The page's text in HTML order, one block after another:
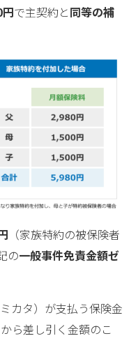
で主契約と同等の補
（家族特約の被保険者
の一般事件免責金額ゼ
カタ）が支払う保険金
ら差し引く金額のこ